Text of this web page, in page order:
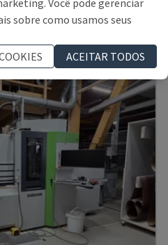
43.000 €
Você pode gerenciar
sobre como usamos seus
ACEITAR TODOS